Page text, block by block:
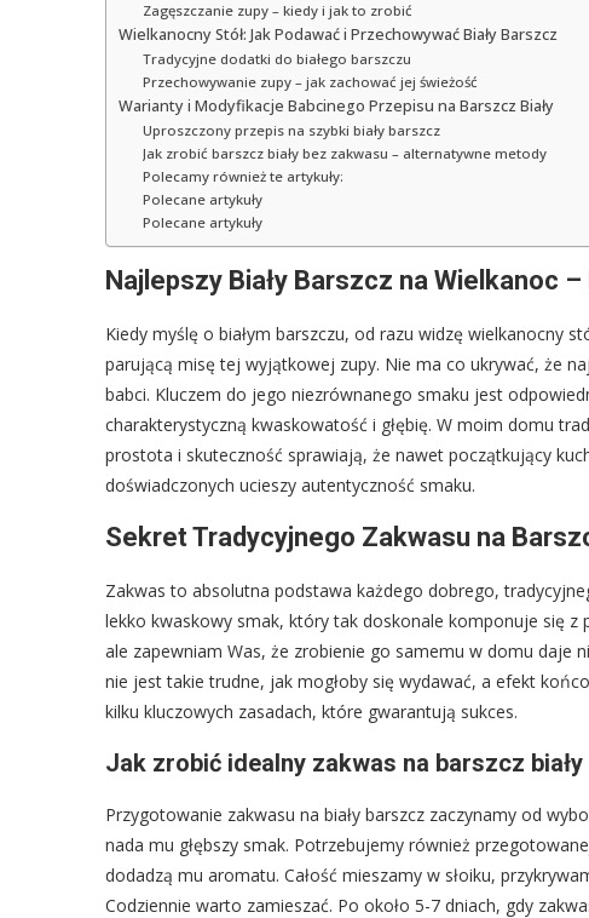
Zagęszczanie zupy – kiedy i jak to zrobić
Wielkanocny Stół: Jak Podawać i Przechowywać Biały Barszcz
Tradycyjne dodatki do białego barszczu
Przechowywanie zupy – jak zachować jej świeżość
Warianty i Modyfikacje Babcinego Przepisu na Barszcz Biały
Uproszczony przepis na szybki biały barszcz
Jak zrobić barszcz biały bez zakwasu – alternatywne metody
Polecamy również te artykuły:
Polecane artykuły
Polecane artykuły
Najlepszy Biały Barszcz na Wielkanoc
Kiedy myślę o białym barszczu, od razu widzę wielkanocny
parującą misę tej wyjątkowej zupy. Nie ma co ukrywać, że
babci. Kluczem do jego niezrównanego smaku jest
charakterystyczną kwaskowatość i głębię. W moim domu
prostota i skuteczność sprawiają, że nawet początkujący
doświadczonych ucieszy autentyczność smaku.
Sekret Tradycyjnego Zakwasu na
Zakwas to absolutna podstawa każdego dobrego,
lekko kwaskowy smak, który tak doskonale komponuje się z
ale zapewniam Was, że zrobienie go samemu w domu daje
nie jest takie trudne, jak mogłoby się wydawać, a efekt
kilku kluczowych zasadach, które gwarantują sukces.
Jak zrobić idealny zakwas na barszcz
Przygotowanie zakwasu na biały barszcz zaczynamy od
nada mu głębszy smak. Potrzebujemy również
dodadzą mu aromatu. Całość mieszamy w słoiku,
Codziennie warto zamieszać. Po około 5-7 dniach, gdy